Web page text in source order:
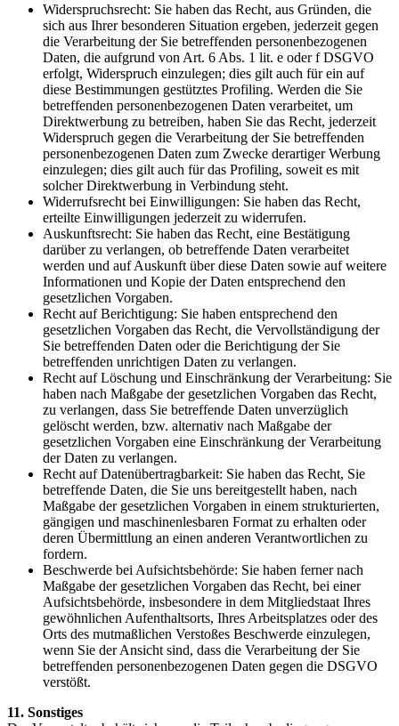
Widerspruchsrecht: Sie haben das Recht, aus Gründen, die
sich aus Ihrer besonderen Situation ergeben, jederzeit gegen
die Verarbeitung der Sie betreffenden personenbezogenen
Daten, die aufgrund von Art. 6 Abs. 1 lit. e oder f DSGVO
erfolgt, Widerspruch einzulegen; dies gilt auch für ein auf
diese Bestimmungen gestütztes Profiling. Werden die Sie
betreffenden personenbezogenen Daten verarbeitet, um
Direktwerbung zu betreiben, haben Sie das Recht, jederzeit
Widerspruch gegen die Verarbeitung der Sie betreffenden
personenbezogenen Daten zum Zwecke derartiger Werbung
einzulegen; dies gilt auch für das Profiling, soweit es mit
solcher Direktwerbung in Verbindung steht.
Widerrufsrecht bei Einwilligungen: Sie haben das Recht,
erteilte Einwilligungen jederzeit zu widerrufen.
Auskunftsrecht: Sie haben das Recht, eine Bestätigung
darüber zu verlangen, ob betreffende Daten verarbeitet
werden und auf Auskunft über diese Daten sowie auf weitere
Informationen und Kopie der Daten entsprechend den
gesetzlichen Vorgaben.
Recht auf Berichtigung: Sie haben entsprechend den
gesetzlichen Vorgaben das Recht, die Vervollständigung der
Sie betreffenden Daten oder die Berichtigung der Sie
betreffenden unrichtigen Daten zu verlangen.
Recht auf Löschung und Einschränkung der Verarbeitung: Sie
haben nach Maßgabe der gesetzlichen Vorgaben das Recht,
zu verlangen, dass Sie betreffende Daten unverzüglich
gelöscht werden, bzw. alternativ nach Maßgabe der
gesetzlichen Vorgaben eine Einschränkung der Verarbeitung
der Daten zu verlangen.
Recht auf Datenübertragbarkeit: Sie haben das Recht, Sie
betreffende Daten, die Sie uns bereitgestellt haben, nach
Maßgabe der gesetzlichen Vorgaben in einem strukturierten,
gängigen und maschinenlesbaren Format zu erhalten oder
deren Übermittlung an einen anderen Verantwortlichen zu
fordern.
Beschwerde bei Aufsichtsbehörde: Sie haben ferner nach
Maßgabe der gesetzlichen Vorgaben das Recht, bei einer
Aufsichtsbehörde, insbesondere in dem Mitgliedstaat Ihres
gewöhnlichen Aufenthaltsorts, Ihres Arbeitsplatzes oder des
Orts des mutmaßlichen Verstoßes Beschwerde einzulegen,
wenn Sie der Ansicht sind, dass die Verarbeitung der Sie
betreffenden personenbezogenen Daten gegen die DSGVO
verstößt.
11. Sonstiges